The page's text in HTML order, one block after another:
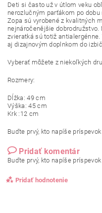
Deti si často už v útlom veku
nerozlučným parťákom po
Zopa sú vyrobené z kvalitných
nejnáročenějšie
zvieratká sú totiž
aj dizajnovým doplnkom do
Vyberať môžete z niekoľkých
Rozmery:
Dĺžka: 49 cm
Výška: 45 cm
Krk :12 cm
Buďte prvý, kto napíše
Pridať komentár
Buďte prvý, kto napíše
Pridať hodnotenie